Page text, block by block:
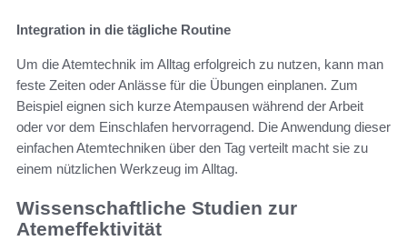
Integration in die tägliche Routine
Um die Atemtechnik im Alltag erfolgreich zu nutzen, kann man
feste Zeiten oder Anlässe für die Übungen einplanen. Zum
Beispiel eignen sich kurze Atempausen während der Arbeit
oder vor dem Einschlafen hervorragend. Die Anwendung dieser
einfachen Atemtechniken über den Tag verteilt macht sie zu
einem nützlichen Werkzeug im Alltag.
Wissenschaftliche Studien zur
Atemeffektivität